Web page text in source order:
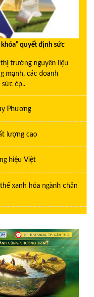
quyết định sức
trường nguyên liệu
mạnh, các doanh
ép..
Phương
lượng cao
hiệu Việt
xanh hóa ngành chăn